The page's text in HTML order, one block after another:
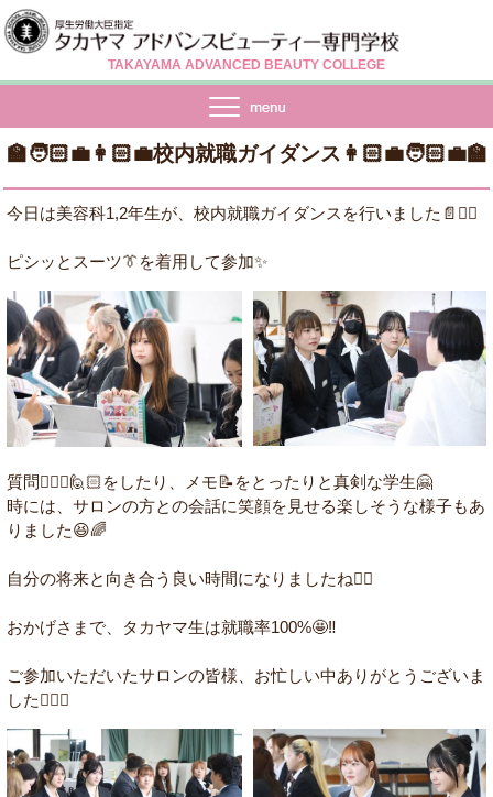
TAKAYAMA ADVANCED BEAUTY COLLEGE
🏫🧑🏻‍💼👩🏻‍💼校内就職ガイダンス👩🏻‍💼🧑🏻‍💼🏫
今日は美容科1,2年生が、校内就職ガイダンスを行いました📄✍🏻
ピシッとスーツ👔を着用して参加✨
質問🙋🏻‍♀️🙋🏻をしたり、メモ📝をとったりと真剣な学生🤗
時には、サロンの方との会話に笑顔を見せる楽しそうな様子もあ
りました😆🌈
自分の将来と向き合う良い時間になりましたね☝🏻
おかげさまで、タカヤマ生は就職率100%🤩‼️
ご参加いただいたサロンの皆様、お忙しい中ありがとうございま
した🙇🏻‍♀️